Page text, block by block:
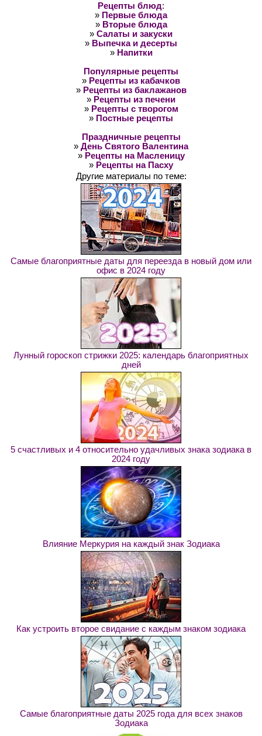
Рецепты блюд:
» Первые блюда
» Вторые блюда
» Салаты и закуски
» Выпечка и десерты
» Напитки
Популярные рецепты
» Рецепты из кабачков
» Рецепты из баклажанов
» Рецепты из печени
» Рецепты с творогом
» Постные рецепты
Праздничные рецепты
» День Святого Валентина
» Рецепты на Масленицу
» Рецепты на Пасху
Другие материалы по теме:
Самые благоприятные даты для переезда в новый дом или
офис в 2024 году
Лунный гороскоп стрижки 2025: календарь благоприятных
дней
5 счастливых и 4 относительно удачливых знака зодиака в
2024 году
Влияние Меркурия на каждый знак Зодиака
Как устроить второе свидание с каждым знаком зодиака
Самые благоприятные даты 2025 года для всех знаков
Зодиака